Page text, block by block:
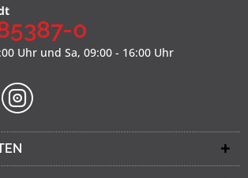
0
Uhr und Sa, 09:00 - 16:00 Uhr